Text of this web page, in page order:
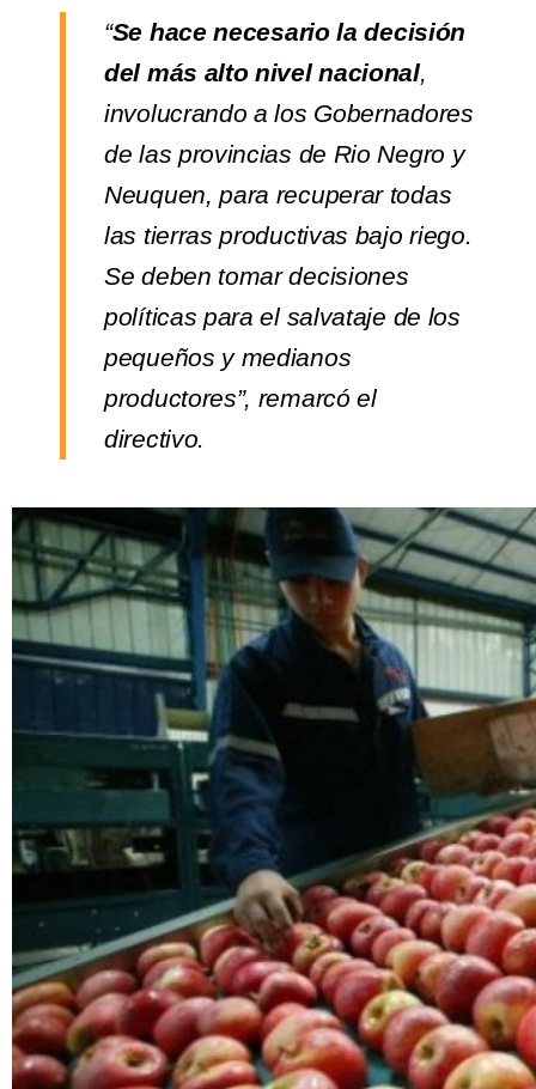
“Se hace necesario la decisión
del más alto nivel nacional,
involucrando a los Gobernadores
de las provincias de Rio Negro y
Neuquen, para recuperar todas
las tierras productivas bajo riego.
Se deben tomar decisiones
políticas para el salvataje de los
pequeños y medianos
productores”, remarcó el
directivo.